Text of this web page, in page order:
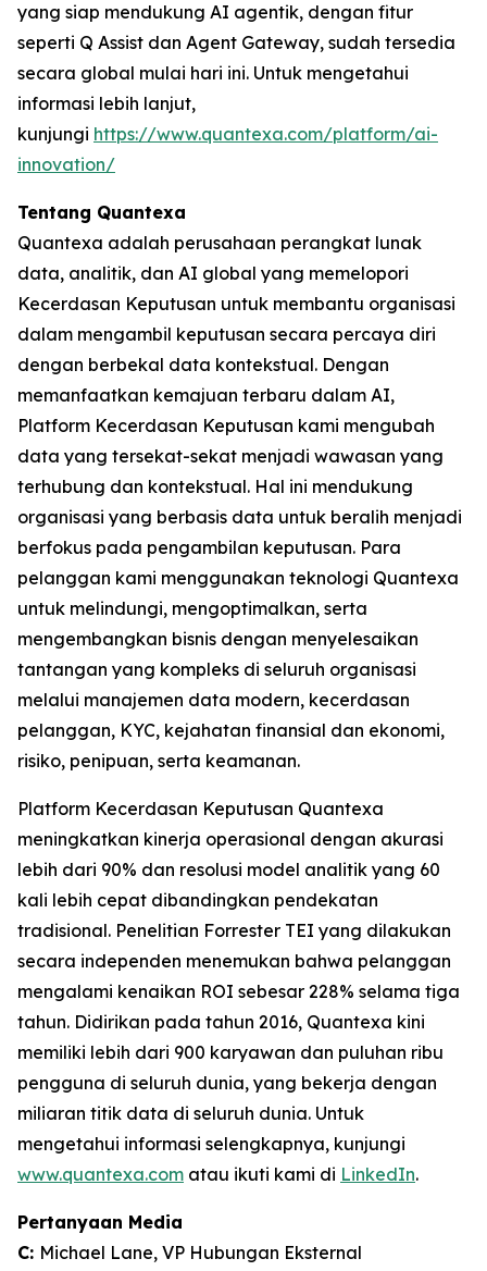
yang siap mendukung AI agentik, dengan fitur
seperti Q Assist dan Agent Gateway, sudah tersedia
secara global mulai hari ini. Untuk mengetahui
informasi lebih lanjut,
kunjungi https://www.quantexa.com/platform/ai-
innovation/
Tentang Quantexa
Quantexa adalah perusahaan perangkat lunak
data, analitik, dan AI global yang memelopori
Kecerdasan Keputusan untuk membantu organisasi
dalam mengambil keputusan secara percaya diri
dengan berbekal data kontekstual. Dengan
memanfaatkan kemajuan terbaru dalam AI,
Platform Kecerdasan Keputusan kami mengubah
data yang tersekat-sekat menjadi wawasan yang
terhubung dan kontekstual. Hal ini mendukung
organisasi yang berbasis data untuk beralih menjadi
berfokus pada pengambilan keputusan. Para
pelanggan kami menggunakan teknologi Quantexa
untuk melindungi, mengoptimalkan, serta
mengembangkan bisnis dengan menyelesaikan
tantangan yang kompleks di seluruh organisasi
melalui manajemen data modern, kecerdasan
pelanggan, KYC, kejahatan finansial dan ekonomi,
risiko, penipuan, serta keamanan.
Platform Kecerdasan Keputusan Quantexa
meningkatkan kinerja operasional dengan akurasi
lebih dari 90% dan resolusi model analitik yang 60
kali lebih cepat dibandingkan pendekatan
tradisional. Penelitian Forrester TEI yang dilakukan
secara independen menemukan bahwa pelanggan
mengalami kenaikan ROI sebesar 228% selama tiga
tahun. Didirikan pada tahun 2016, Quantexa kini
memiliki lebih dari 900 karyawan dan puluhan ribu
pengguna di seluruh dunia, yang bekerja dengan
miliaran titik data di seluruh dunia. Untuk
mengetahui informasi selengkapnya, kunjungi
www.quantexa.com atau ikuti kami di LinkedIn.
Pertanyaan Media
C: Michael Lane, VP Hubungan Eksternal